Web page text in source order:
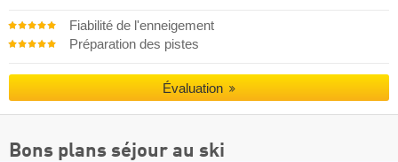
Fiabilité de l'enneigement
Préparation des pistes
Évaluation
Bons plans séjour au ski